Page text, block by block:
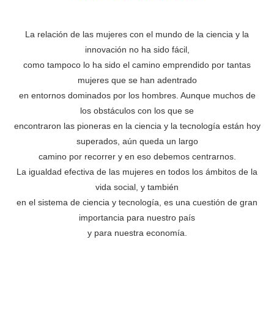
La relación de las mujeres con el mundo de la ciencia y la
innovación no ha sido fácil,
como tampoco lo ha sido el camino emprendido por tantas
mujeres que se han adentrado
en entornos dominados por los hombres. Aunque muchos de
los obstáculos con los que se
encontraron las pioneras en la ciencia y la tecnología están hoy
superados, aún queda un largo
camino por recorrer y en eso debemos centrarnos.
La igualdad efectiva de las mujeres en todos los ámbitos de la
vida social, y también
en el sistema de ciencia y tecnología, es una cuestión de gran
importancia para nuestro país
y para nuestra economía.